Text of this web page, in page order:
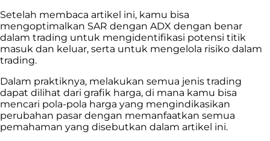
Setelah membaca artikel ini, kamu bisa
mengoptimalkan SAR dengan ADX dengan benar
dalam trading untuk mengidentifikasi potensi titik
masuk dan keluar, serta untuk mengelola risiko dalam
trading.
Dalam praktiknya, melakukan semua jenis trading
dapat dilihat dari grafik harga, di mana kamu bisa
mencari pola-pola harga yang mengindikasikan
perubahan pasar dengan memanfaatkan semua
pemahaman yang disebutkan dalam artikel ini.